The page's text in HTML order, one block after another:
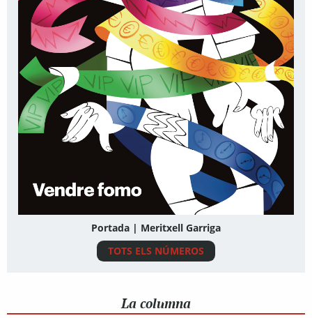
Portada | Meritxell Garriga
TOTS ELS NÚMEROS
La columna